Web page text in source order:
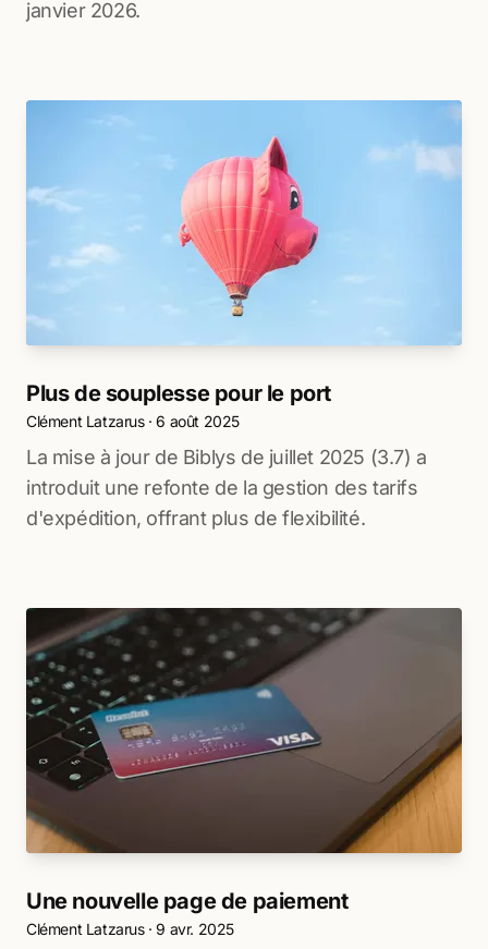
janvier 2026.
Plus de souplesse pour le port
Clément Latzarus·6 août 2025
La mise à jour de Biblys de juillet 2025 (3.7) a
introduit une refonte de la gestion des tarifs
d'expédition, offrant plus de flexibilité.
Une nouvelle page de paiement
Clément Latzarus·9 avr. 2025